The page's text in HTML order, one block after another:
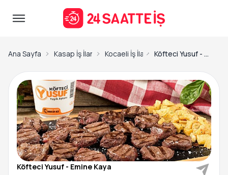
Ana Sayfa Kasap İş İlanları Kocaeli İş İlanları Köfteci Yusuf - Emine Kaya-KÖFTECİ YUSUF- KASAP GÖREVLİSİ
Köfteci Yusuf - Emine Kaya